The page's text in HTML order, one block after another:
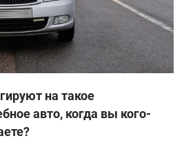
на такое
авто, когда вы кого-